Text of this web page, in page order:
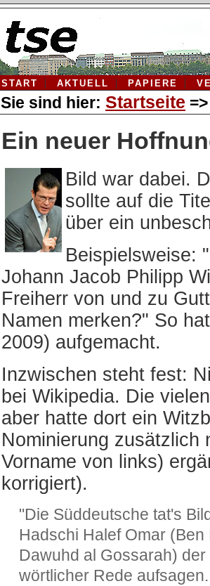
START AKTUELL PAPIERE
Sie sind hier: Startseite
Ein neuer
Bild war dabei.
sollte auf die
über ein
Beispielsweise:
Johann Jacob Philipp
Freiherr von und zu
Namen merken?" So
2009) aufgemacht.
Inzwischen steht fest:
bei Wikipedia. Die
aber hatte dort ein
Nominierung
Vorname von links)
korrigiert).
"Die Süddeutsche tat's
Hadschi Halef Omar
Dawuhd al Gossarah)
wörtlicher Rede aufsagen.